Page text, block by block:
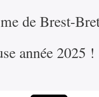
de Brest-
année 2025 !